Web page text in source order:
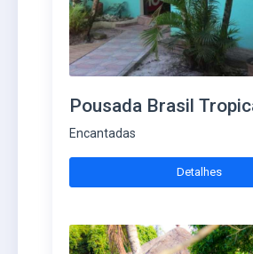
Pousada Brasil
Encantadas
Detalhes